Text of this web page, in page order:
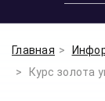
Главная
Курс золота